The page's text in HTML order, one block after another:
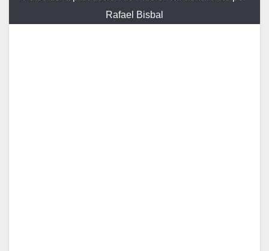
Rafael Bisbal